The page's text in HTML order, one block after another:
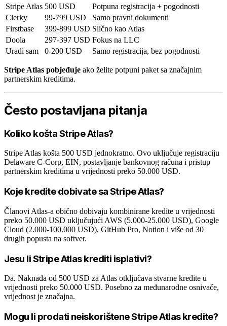
Stripe Atlas 500 USD
Potpuna registracija + pogodnosti
Clerky
99-799 USD
Samo pravni dokumenti
Firstbase
399-899 USD Slično kao Atlas
Doola
297-397 USD Fokus na LLC
Uradi sam
0-200 USD Samo registracija, bez pogodnosti
Stripe Atlas pobjeđuje ako želite potpuni paket sa značajnim
partnerskim kreditima.
Često postavljana pitanja
Koliko košta Stripe Atlas?
Stripe Atlas košta 500 USD jednokratno. Ovo uključuje registraciju
Delaware C-Corp, EIN, postavljanje bankovnog računa i pristup
partnerskim kreditima u vrijednosti preko 50.000 USD.
Koje kredite dobivate sa Stripe Atlas?
Članovi Atlas-a obično dobivaju kombinirane kredite u vrijednosti
preko 50.000 USD uključujući AWS (5.000-25.000 USD), Google
Cloud (2.000-100.000 USD), GitHub Pro, Notion i više od 30
drugih popusta na softver.
Jesu li Stripe Atlas krediti isplativi?
Da. Naknada od 500 USD za Atlas otključava stvarne kredite u
vrijednosti preko 50.000 USD. Posebno za međunarodne osnivače,
vrijednost je značajna.
Mogu li prodati neiskorištene Stripe Atlas kredite?